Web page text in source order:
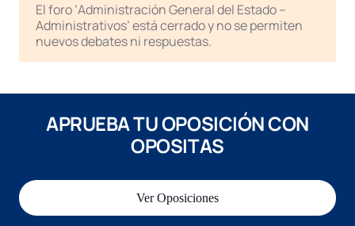
El foro ‘Administración General del Estado –
Administrativos’ está cerrado y no se permiten
nuevos debates ni respuestas.
APRUEBA TU OPOSICIÓN CON
OPOSITAS
Ver Oposiciones